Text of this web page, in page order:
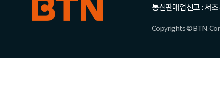
통신판매업신고 : 서
Copyrights © BTN.